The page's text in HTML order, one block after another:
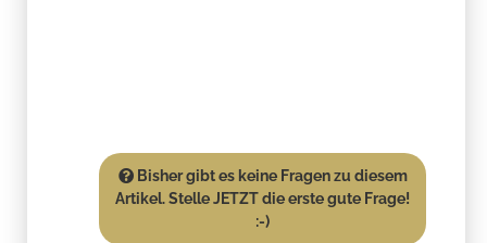
Bisher gibt es keine Fragen zu diesem
Artikel. Stelle JETZT die erste gute Frage!
:-)